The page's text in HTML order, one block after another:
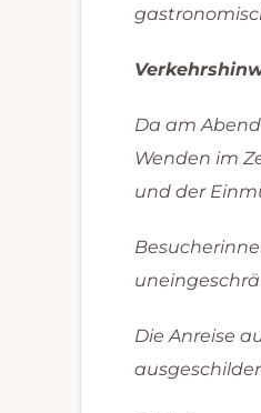
Da am
Wenden im
und der
Die Anreise